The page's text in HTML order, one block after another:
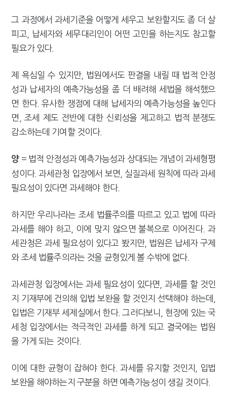
그 과정에서 과세기준을 어떻게 세우고 보완할지도 좀 더 살
피고, 납세자와 세무대리인이 어떤 고민을 하는지도 참고할
필요가 있다.
제 욕심일 수 있지만, 법원에서도 판결을 내릴 때 법적 안정
성과 납세자의 예측가능성을 좀 더 배려해 세법을 해석했으
면 한다. 유사한 쟁점에 대해 납세자의 예측가능성을 높인다
면, 조세 제도 전반에 대한 신뢰성을 제고하고 법적 분쟁도
감소하는데 기여할 것이다.
양= 법적 안정성과 예측가능성과 상대되는 개념이 과세형평
성이다. 과세관청 입장에서 보면, 실질과세 원칙에 따라 과세
필요성이 있다면 과세해야 한다.
하지만 우리나라는 조세 법률주의를 따르고 있고 법에 따라
과세를 해야 하고, 이에 맞지 않으면 불복으로 이어진다. 과
세관청은 과세 필요성이 있다고 봤지만, 법원은 납세자 구제
와 조세 법률주의라는 것을 균형있게 볼 수밖에 없다.
과세관청 입장에서는 과세 필요성이 있다면, 과세를 할 것인
지 기재부에 건의해 입법 보완을 할 것인지 선택해야 하는데,
입법은 기재부 세제실에서 한다. 그러다보니, 현장에 있는 국
세청 입장에서는 적극적인 과세를 하게 되고 결국에는 법원
을 가게 되는 것이다.
이에 대한 균형이 잡혀야 한다. 과세를 유지할 것인지, 입법
보완을 해야하는지 구분을 하면 예측가능성이 생길 것이다.